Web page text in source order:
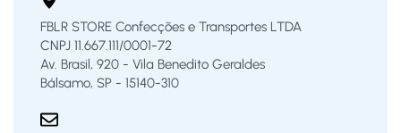
FBLR STORE Confecções e Transportes LTDA
CNPJ 11.667.111/0001-72
Av. Brasil, 920 - Vila Benedito Geraldes
Bálsamo, SP - 15140-310